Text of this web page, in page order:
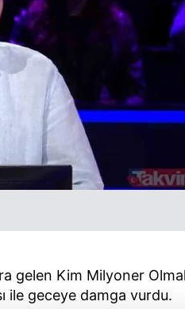
gelen Kim Milyoner
ile geceye damga vurdu.